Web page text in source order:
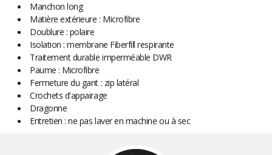
Manchon long
Matière extérieure : Microfibre
Doublure : polaire
Isolation : membrane Fiberfill respirante
Traitement durable imperméable DWR
Paume : Microfibre
Fermeture du gant : zip latéral
Crochets d'appairage
Dragonne
Entretien : ne pas laver en machine ou à sec